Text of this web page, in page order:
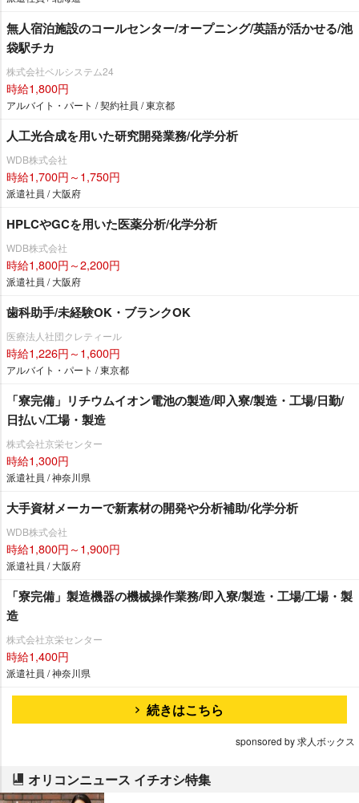
無人宿泊施設のコールセンター/オープニング/英語が活かせる/池
袋駅チカ
株式会社ベルシステム24
時給1,800円
アルバイト・パート / 契約社員 / 東京都
人工光合成を用いた研究開発業務/化学分析
WDB株式会社
時給1,700円～1,750円
派遣社員 / 大阪府
HPLCやGCを用いた医薬分析/化学分析
WDB株式会社
時給1,800円～2,200円
派遣社員 / 大阪府
歯科助手/未経験OK・ブランクOK
医療法人社団クレティール
時給1,226円～1,600円
アルバイト・パート / 東京都
「寮完備」リチウムイオン電池の製造/即入寮/製造・工場/日勤/
日払い/工場・製造
株式会社京栄センター
時給1,300円
派遣社員 / 神奈川県
大手資材メーカーで新素材の開発や分析補助/化学分析
WDB株式会社
時給1,800円～1,900円
派遣社員 / 大阪府
「寮完備」製造機器の機械操作業務/即入寮/製造・工場/工場・製
造
株式会社京栄センター
時給1,400円
派遣社員 / 神奈川県
続きはこちら
sponsored by 求人ボックス
オリコンニュース イチオシ特集